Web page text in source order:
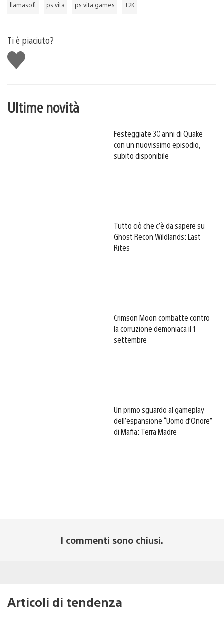
llamasoft ps vita ps vita games T2K
Ti è piaciuto?
Mi
piace
Ultime novità
Festeggiate 30 anni di Quake
con un nuovissimo episodio,
subito disponibile
Tutto ciò che c’è da sapere su
Ghost Recon Wildlands: Last
Rites
Crimson Moon combatte contro
la corruzione demoniaca il 1
settembre
Un primo sguardo al gameplay
dell’espansione “Uomo d’Onore”
di Mafia: Terra Madre
I commenti sono chiusi.
Articoli di tendenza